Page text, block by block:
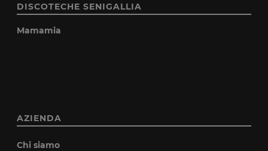
DISCOTECHE SENIGALLIA
Mamamia
AZIENDA
Chi siamo